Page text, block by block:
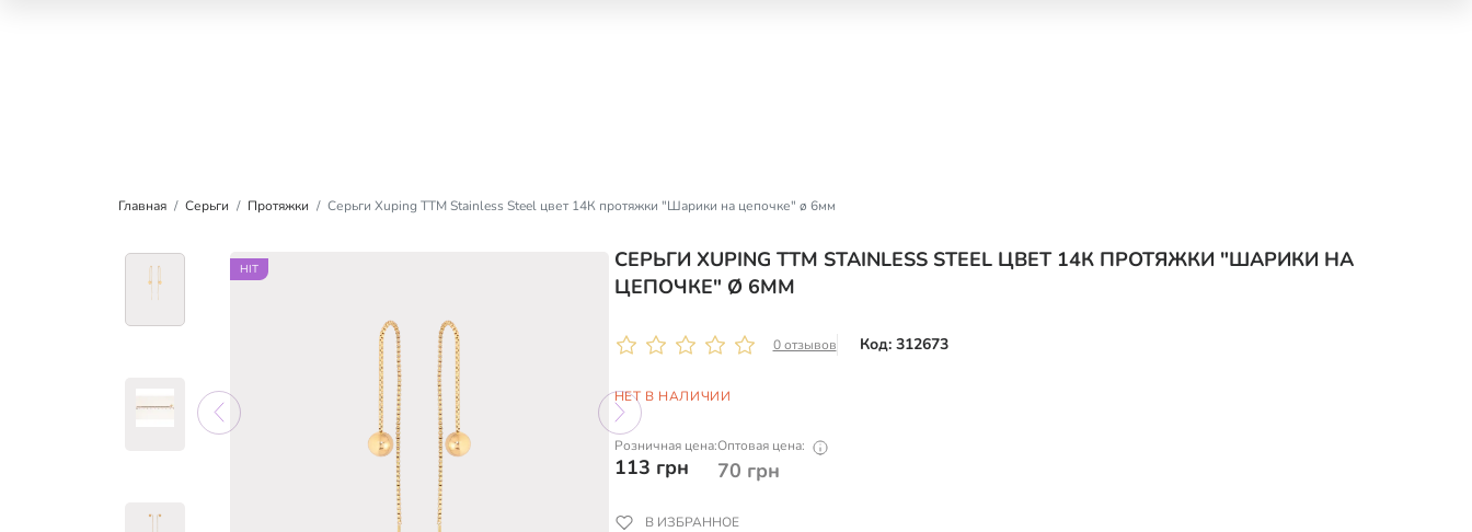
Главная Серьги Протяжки Серьги Xuping TTM Stainless Steel цвет 14К протяжки "Шарики на цепочке" ø 6мм
HIT
HIT
HIT
СЕРЬГИ XUPING TTM STAINLESS STEEL ЦВЕТ 14К ПРОТЯЖКИ "ШАРИКИ НА
ЦЕПОЧКЕ" Ø 6ММ
0 отзывов Код: 312673
НЕТ В НАЛИЧИИ
Розничная цена:
113 грн
Оптовая цена:
70 грн
В ИЗБРАННОЕ